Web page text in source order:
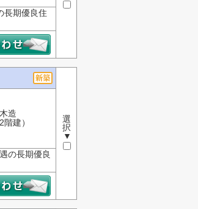
長期優良住
選
択
▼
木造
階建）
の長期優良